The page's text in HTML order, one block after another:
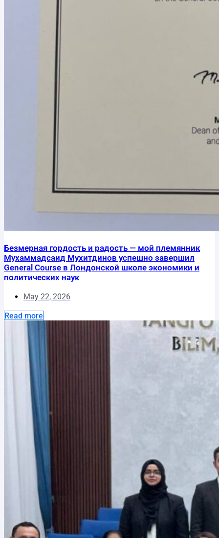
Безмерная гордость и радость — мой племянник
Мухаммадсаид Мухитдинов успешно завершил
General Course в Лондонской школе экономики и
политических наук
May 22, 2026
Read more